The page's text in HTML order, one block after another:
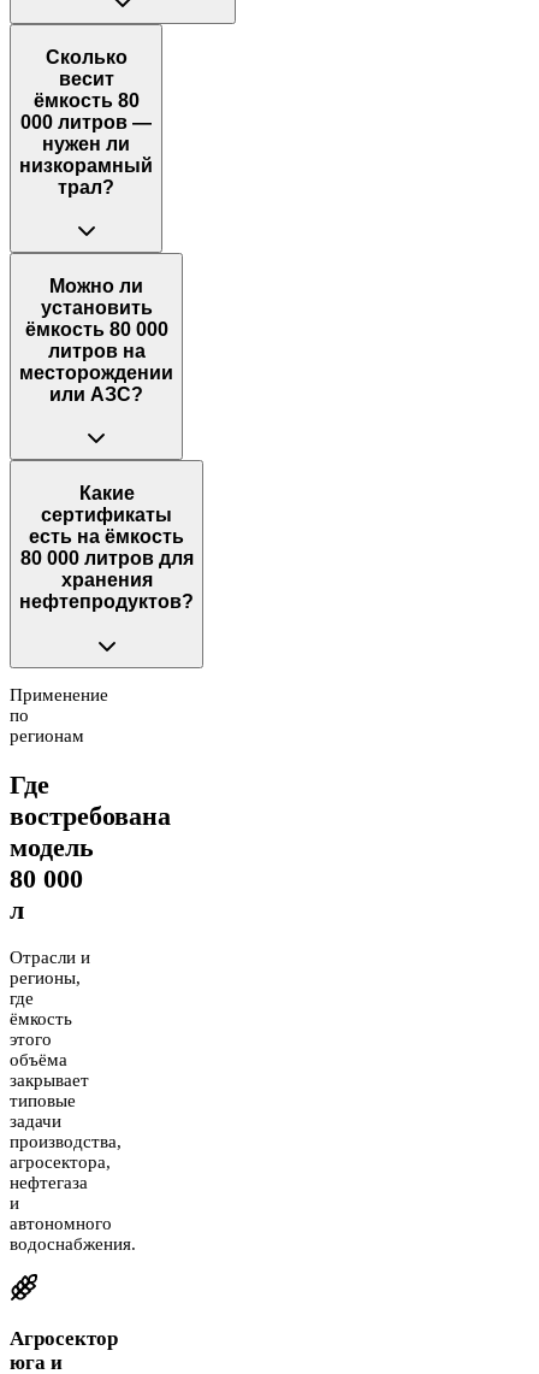
Сколько
весит
ёмкость 80
000 литров —
нужен ли
низкорамный
трал?
Можно ли
установить
ёмкость 80 000
литров на
месторождении
или АЗС?
Какие
сертификаты
есть на ёмкость
80 000 литров для
хранения
нефтепродуктов?
Применение
по
регионам
Где
востребована
модель
80 000
л
Отрасли и
регионы,
где
ёмкость
этого
объёма
закрывает
типовые
задачи
производства,
агросектора,
нефтегаза
и
автономного
водоснабжения.
Агросектор
юга и